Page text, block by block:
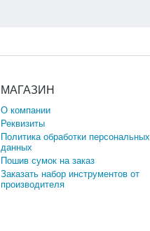
МАГАЗИН
О компании
Реквизиты
Политика обработки персональных
данных
Пошив сумок на заказ
Заказать набор инструментов от
производителя